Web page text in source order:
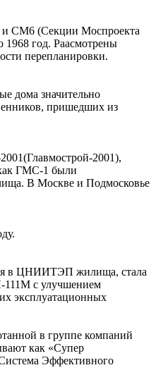
СМ6 (Секции Моспроекта
1968 год. Раасмотрены
перепланировки.
дома значительно
пришедших из
2001),
ГМС-1 были
В Москве и Подмосковье
в ЦНИИТЭП жилища, стала
111М с улучшением
эксплуатационных
в группе компаний
как «Супер
Эффективного